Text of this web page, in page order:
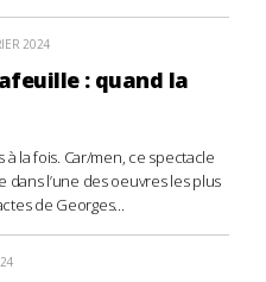
2024
: quand la
à la fois. Car/men, ce spectacle
l’une des oeuvres les plus
de Georges...